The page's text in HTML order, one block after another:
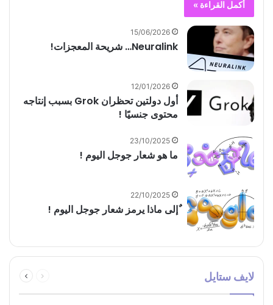
أكمل القراءة »
15/06/2026
Neuralink… شريحة المعجزات!
12/01/2026
أول دولتين تحظران Grok بسبب إنتاجه
محتوى جنسيًا !
23/10/2025
ما هو شعار جوجل اليوم !
22/10/2025
ٌإلى ماذا يرمز شعار جوجل اليوم !
لايف ستايل
الصفحة